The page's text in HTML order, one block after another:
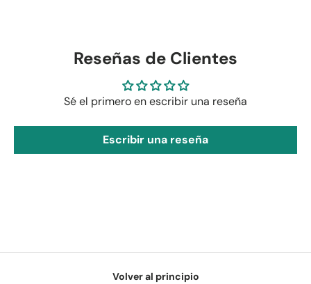
Reseñas de Clientes
Sé el primero en escribir una reseña
Escribir una reseña
Volver al principio